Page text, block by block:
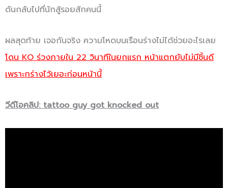
ดันกลับไปที่นักสู้รอยสักคนนี้
ผลสุดท้าย เจอกันจริง ความโหดบนเรือนร่างไม่ได้ช่วยอะไรเลย
โดน KO ร่วงภายใน 22 วินาทีในยกแรก หน้าแตกยับไม่มีชิ้นดี
เพราะกร่างไว้เยอะก่อนหน้านี้
วีดีโอคลิป: tattoo guy got knocked out